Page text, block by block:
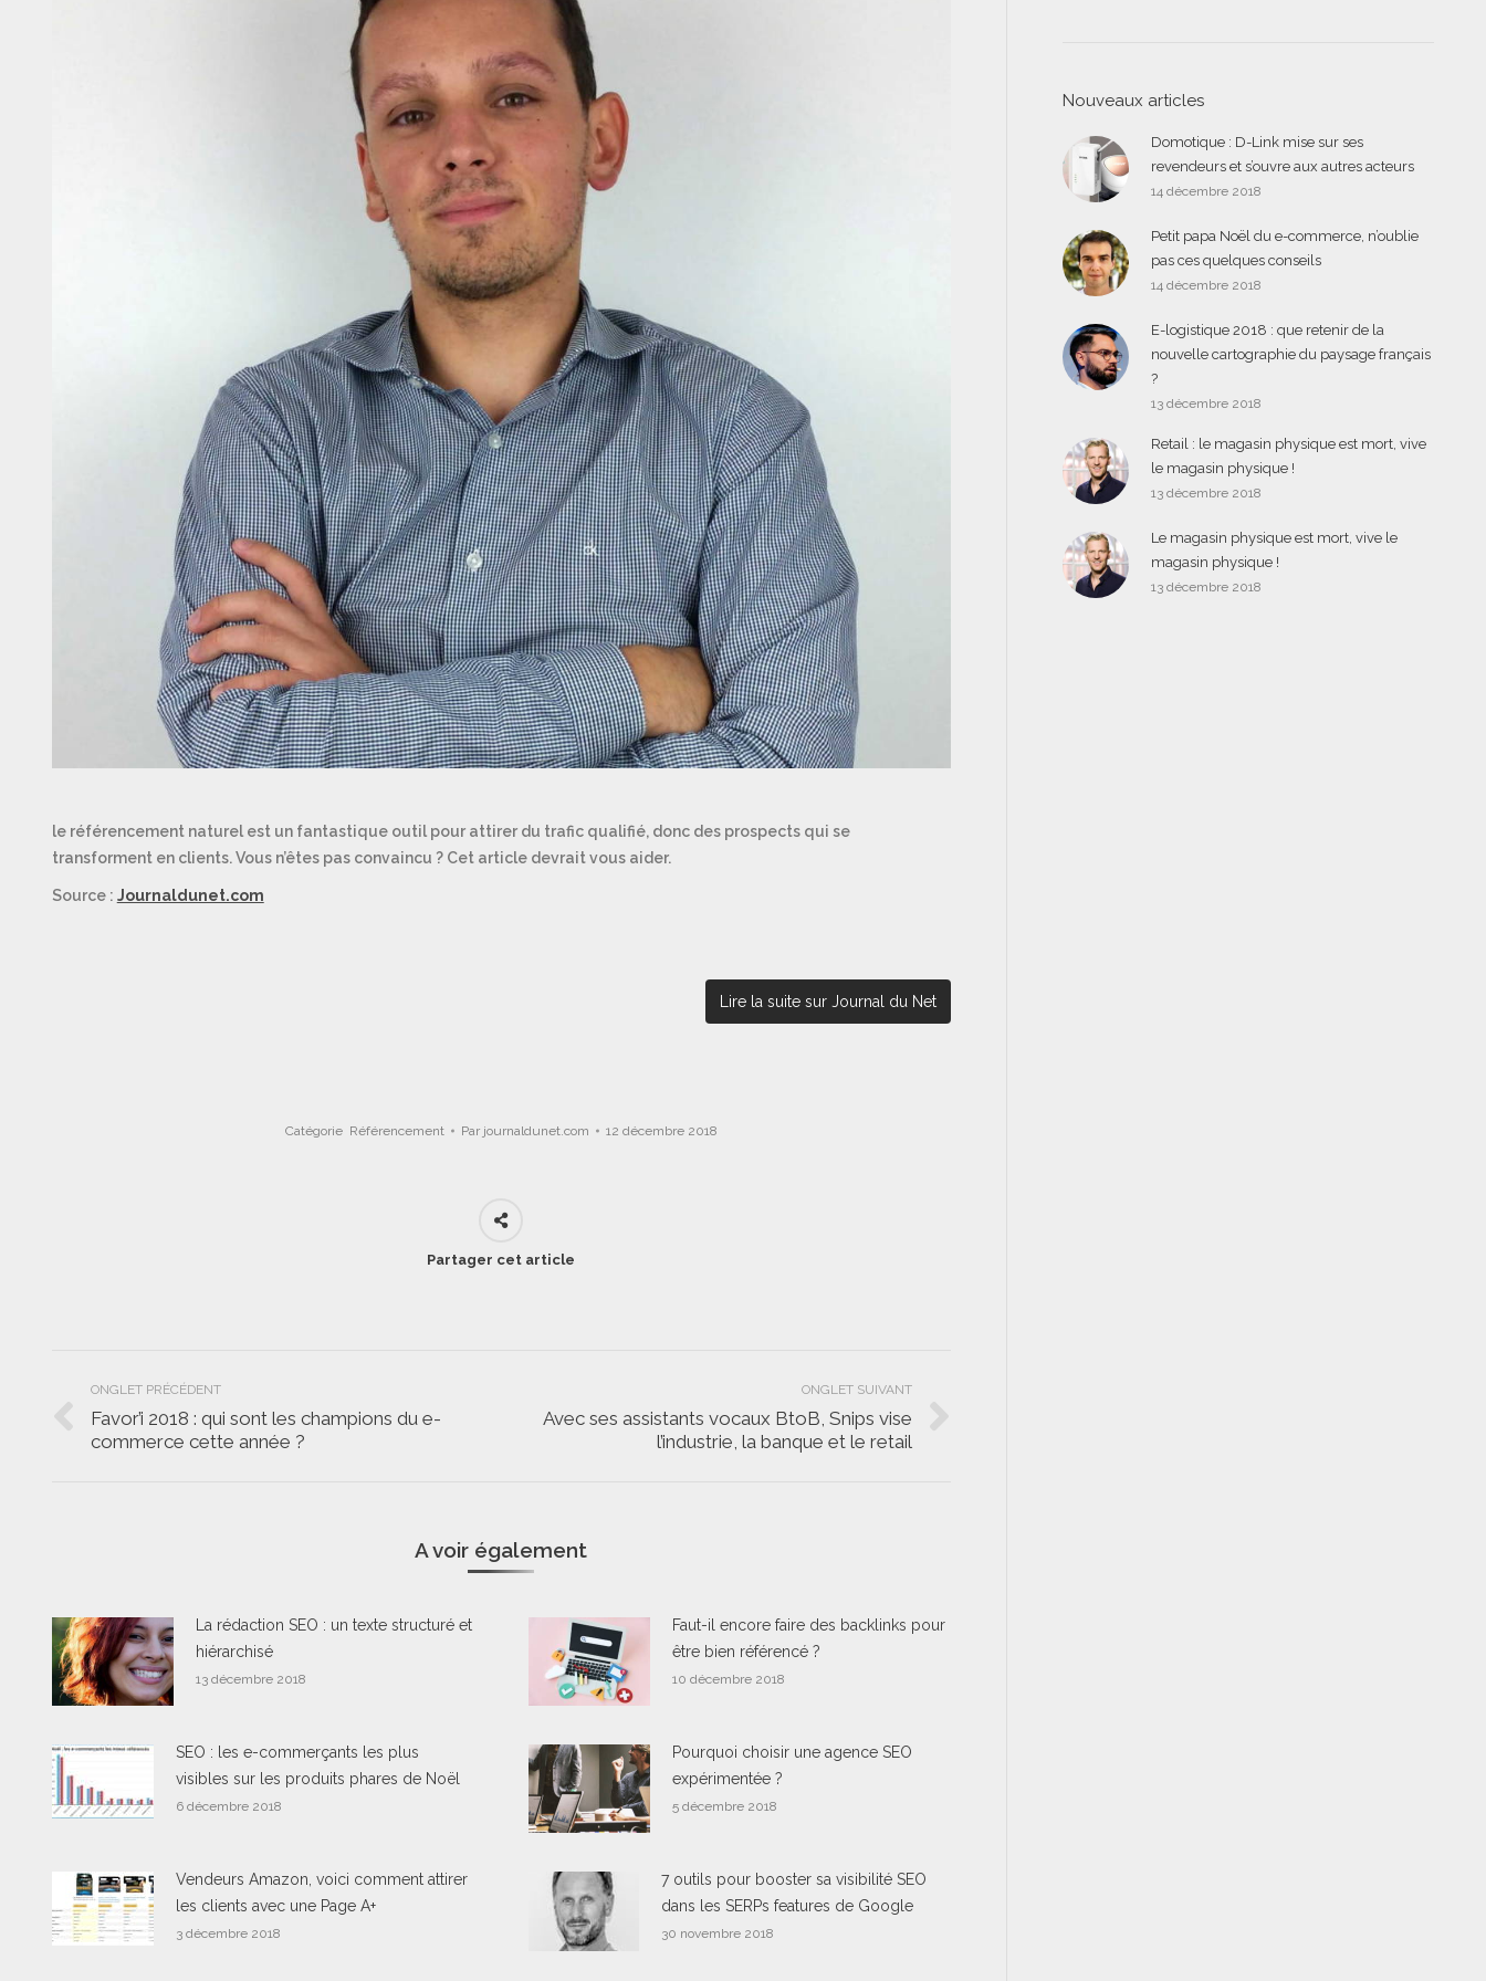
le référencement naturel est un fantastique outil pour attirer du trafic qualifié, donc des prospects qui se
transforment en clients. Vous n’êtes pas convaincu ? Cet article devrait vous aider.
Source : Journaldunet.com
Lire la suite sur Journal du Net
Catégorie Référencement Par journaldunet.com 12 décembre 2018
Partager cet article
Navigation
de
ONGLET PRÉCÉDENT
Onglet
Favor’i 2018 : qui sont les champions du e-
commerce cette année ?
ONGLET SUIVANT
Onglet
Avec ses assistants vocaux BtoB, Snips vise
l’industrie, la banque et le retail
A voir également
La rédaction SEO : un texte structuré et
hiérarchisé
13 décembre 2018
Faut-il encore faire des backlinks pour
être bien référencé ?
10 décembre 2018
SEO : les e-commerçants les plus
visibles sur les produits phares de Noël
6 décembre 2018
Pourquoi choisir une agence SEO
expérimentée ?
5 décembre 2018
Vendeurs Amazon, voici comment attirer
les clients avec une Page A+
3 décembre 2018
7 outils pour booster sa visibilité SEO
dans les SERPs features de Google
30 novembre 2018
Nouveaux articles
Domotique : D-Link mise sur ses
revendeurs et s’ouvre aux autres acteurs
14 décembre 2018
Petit papa Noël du e-commerce, n’oublie
pas ces quelques conseils
14 décembre 2018
E-logistique 2018 : que retenir de la
nouvelle cartographie du paysage français
?
13 décembre 2018
Retail : le magasin physique est mort, vive
le magasin physique !
13 décembre 2018
Le magasin physique est mort, vive le
magasin physique !
13 décembre 2018